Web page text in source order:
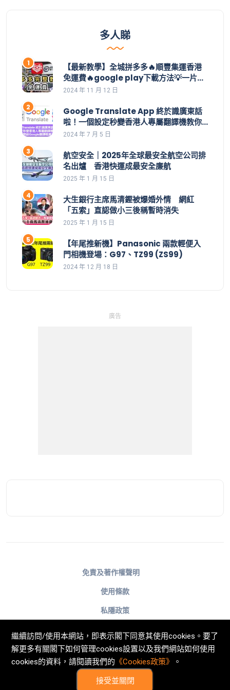
多人睇
【最新教學】全城拼多多🔥順豐集運香港
免運費🔥google play下載方法💡一片學
識拼多多整個操作👊集運價目表｜拼多多
香港下載｜香港付款｜購物車｜應用寶
2024 年 11 月 12 日
Google Translate App 終於識廣東話
啦！一個設定秒變香港人專屬翻譯機教你
一招開啟Google翻譯嘅廣東話功能 | 安裝
2024 年 7 月 5 日
航空安全｜2025年全球最安全航空公司排
名出爐 香港快運成最安全廉航
2025 年 1 月 15 日
大生銀行主席馬清鏗被爆婚外情 網紅
「五索」直認做小三後稱暫時消失
2025 年 1 月 15 日
【年尾推新機】Panasonic 兩款輕便入
門相機登場：G97、TZ99 (ZS99)
2024 年 12 月 18 日
廣告
免責及著作權聲明
使用條款
私隱政策
Cookies政策
© Now TV Limited 2011-2026 著作權所有
繼續訪問/使用本網站，即表示閣下同意其使用cookies。要了
解更多有關閣下如何管理cookies設置以及我們網站如何使用
cookies的資料，請閱讀我們的 《Cookies政策》 。
接受並關閉